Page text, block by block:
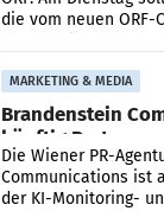
die vom neuen ORF-
MARKETING & MEDIA
Brandenstein
künftig Partner
Die Wiener PR-
Communications ist
der KI-Monitoring-